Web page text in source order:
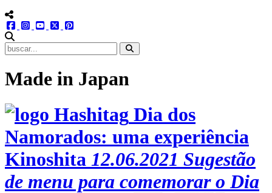
menu redes social
facebookinstagram
youtube
twitter
Made in Japan
Dia dos
Namorados: uma experiência
Kinoshita 12.06.2021 Sugestão
de menu para comemorar o Dia